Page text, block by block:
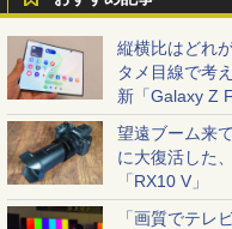
縦横比はどれ
タメ目線で考
新「Galaxy Z
望遠ブーム来
に大復活した
「RX10 V」
「画質でテレ